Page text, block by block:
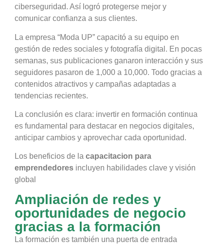
ciberseguridad. Así logró protegerse mejor y
comunicar confianza a sus clientes.
La empresa “Moda UP” capacitó a su equipo en
gestión de redes sociales y fotografía digital. En pocas
semanas, sus publicaciones ganaron interacción y sus
seguidores pasaron de 1,000 a 10,000. Todo gracias a
contenidos atractivos y campañas adaptadas a
tendencias recientes.
La conclusión es clara: invertir en formación continua
es fundamental para destacar en negocios digitales,
anticipar cambios y aprovechar cada oportunidad.
Los beneficios de la capacitacion para
emprendedores incluyen habilidades clave y visión
global
Ampliación de redes y
oportunidades de negocio
gracias a la formación
La formación es también una puerta de entrada